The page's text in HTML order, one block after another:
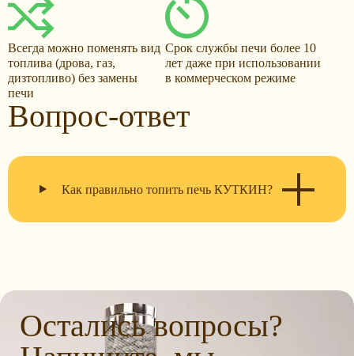
Всегда можно поменять вид
топлива (дрова, газ,
дизтопливо) без замены
печи
Срок службы печи более 10
лет даже при использовании
в коммерческом режиме
Вопрос-ответ
Как правильно топить печь КУТКИН?
Остались вопросы?